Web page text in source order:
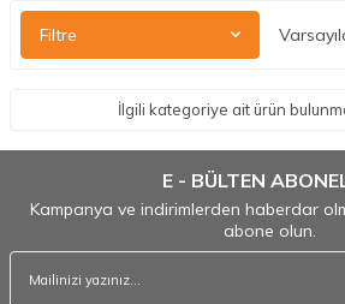
Filtre
İlgili kategoriye ait ürün
E - BÜLTEN
Kampanya ve indirimlerden haberdar
abone olun.